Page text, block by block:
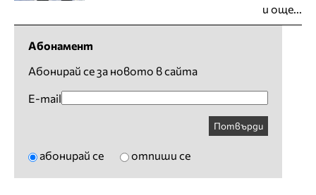
и още...
Абонамент
Абонирай се за новото в сайта
E-mail
Потвърди
абонирай се отпиши се